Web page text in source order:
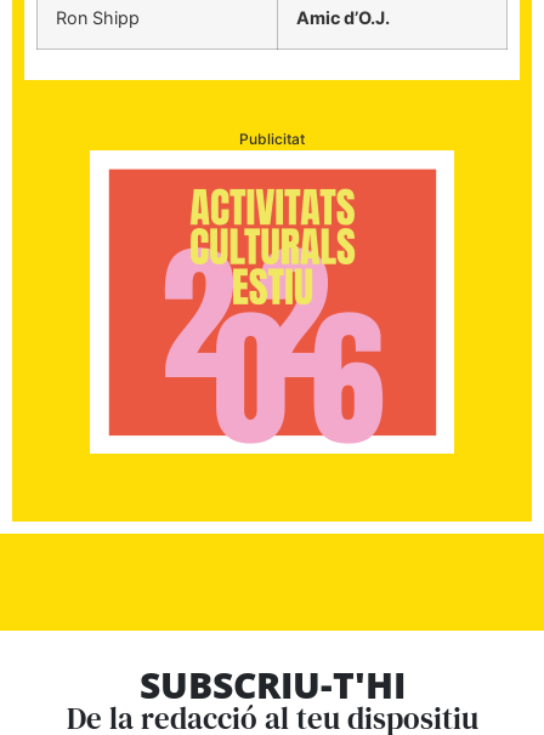
Ron Shipp Amic d’O.J.
Publicitat
SUBSCRIU-T'HI
De la redacció al teu dispositiu